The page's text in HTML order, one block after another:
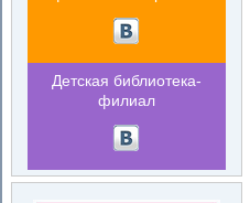
Детская библиотека-
филиал